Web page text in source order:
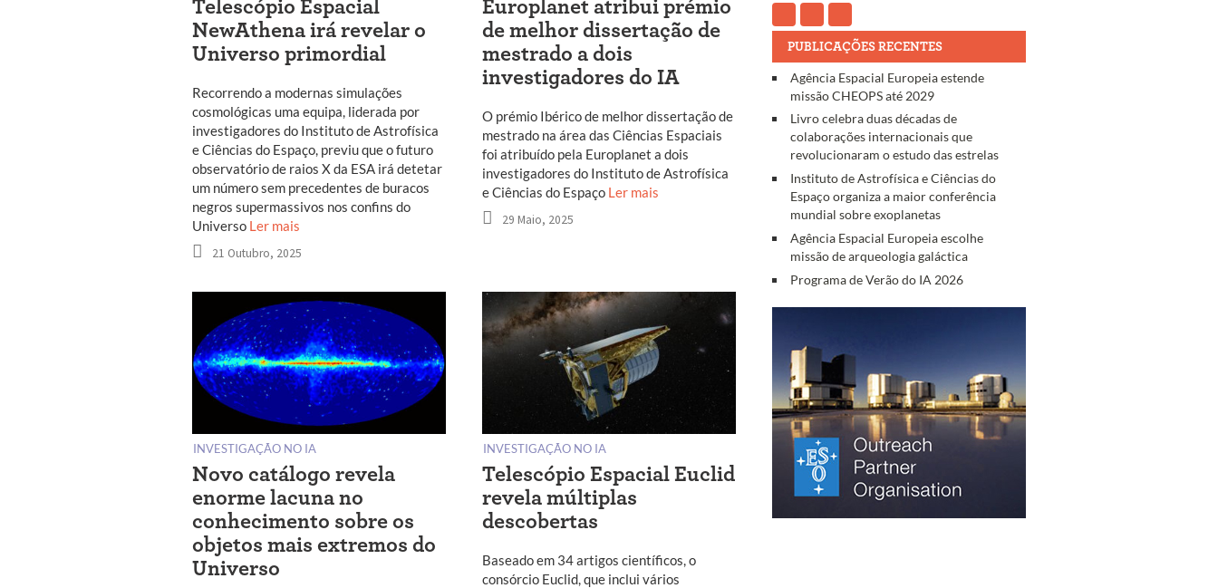
Telescópio Espacial
NewAthena irá revelar o
Universo primordial
Recorrendo a modernas simulações
cosmológicas uma equipa, liderada por
investigadores do Instituto de Astrofísica
e Ciências do Espaço, previu que o futuro
observatório de raios X da ESA irá detetar
um número sem precedentes de buracos
negros supermassivos nos confins do
Universo Ler mais
21 Outubro, 2025
Europlanet atribui prémio
de melhor dissertação de
mestrado a dois
investigadores do IA
O prémio Ibérico de melhor dissertação de
mestrado na área das Ciências Espaciais
foi atribuído pela Europlanet a dois
investigadores do Instituto de Astrofísica
e Ciências do Espaço Ler mais
29 Maio, 2025
INVESTIGAÇÃO NO IA
Novo catálogo revela
enorme lacuna no
conhecimento sobre os
objetos mais extremos do
Universo
INVESTIGAÇÃO NO IA
Telescópio Espacial Euclid
revela múltiplas
descobertas
Baseado em 34 artigos científicos, o
consórcio Euclid, que inclui vários
PUBLICAÇÕES RECENTES
Agência Espacial Europeia estende
missão CHEOPS até 2029
Livro celebra duas décadas de
colaborações internacionais que
revolucionaram o estudo das estrelas
Instituto de Astrofísica e Ciências do
Espaço organiza a maior conferência
mundial sobre exoplanetas
Agência Espacial Europeia escolhe
missão de arqueologia galáctica
Programa de Verão do IA 2026